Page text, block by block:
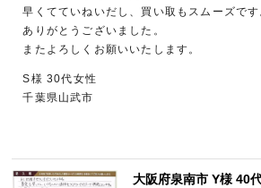
早くてていねいだし、買い取もスムーズです
ありがとうございました。
またよろしくお願いいたします。
S様 30代女性
千葉県山武市
大阪府泉南市 Y様 40